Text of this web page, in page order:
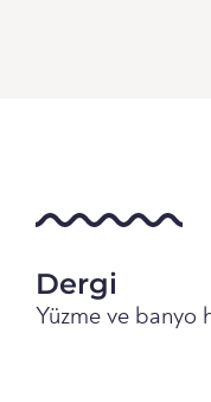
Dergi
Yüzme ve banyo